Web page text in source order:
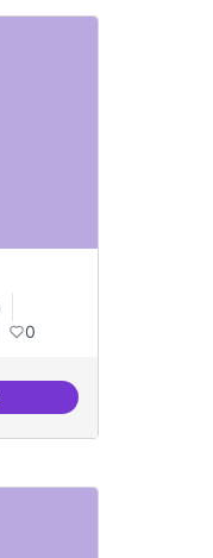
0
de podcast i twitch